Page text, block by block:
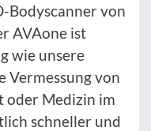
Bodyscanner von
AVAone ist
wie unsere
Vermessung von
oder Medizin im
schneller und